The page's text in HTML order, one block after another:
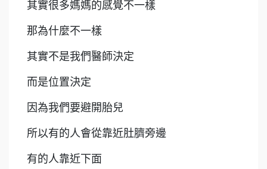
其實很多媽媽的感覺不一樣
那為什麼不一樣
其實不是我們醫師決定
而是位置決定
因為我們要避開胎兒
所以有的人會從靠近肚臍旁邊
有的人靠近下面